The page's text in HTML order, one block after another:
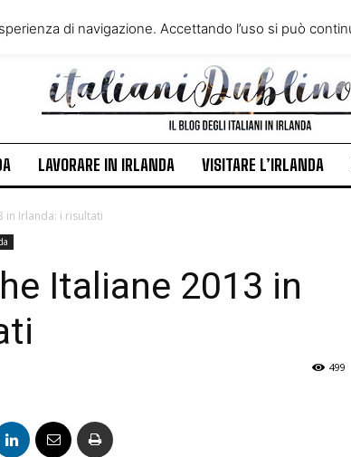
VIVERE IN
ITALIANI IN
LAVORARE IN IRLANDA VISITARE L’IRLANDA
in Irlanda: i risultati
Italiane 2013 in
499
di navigazione. Accettando l’uso si può